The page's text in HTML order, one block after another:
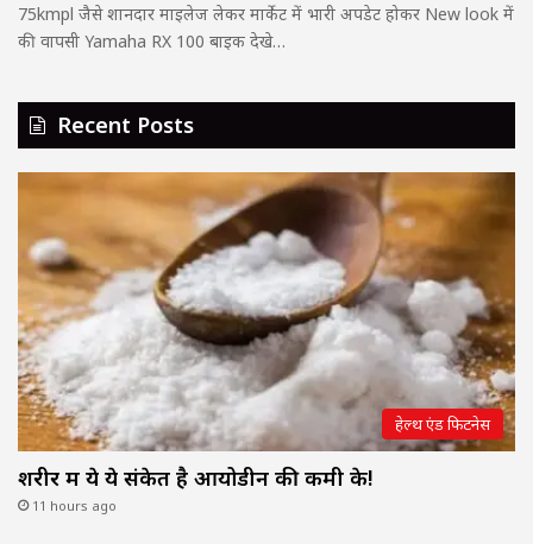
75kmpl जैसे शानदार माइलेज लेकर मार्केट में भारी अपडेट होकर New look में
की वापसी Yamaha RX 100 बाइक देखे…
Recent Posts
हेल्थ एंड फिटनेस
शरीर में ये ये संकेत है आयोडीन की कमी के!
11 hours ago